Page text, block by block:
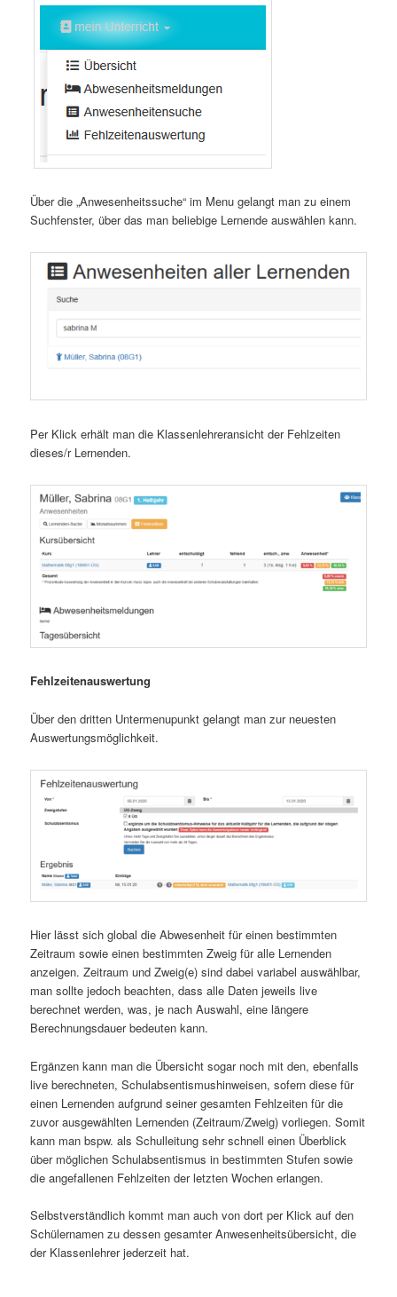
Über die „Anwesenheitssuche“ im Menu gelangt man zu einem
Suchfenster, über das man beliebige Lernende auswählen kann.
Per Klick erhält man die Klassenlehreransicht der Fehlzeiten
dieses/r Lernenden.
Fehlzeitenauswertung
Über den dritten Untermenupunkt gelangt man zur neuesten
Auswertungsmöglichkeit.
Hier lässt sich global die Abwesenheit für einen bestimmten
Zeitraum sowie einen bestimmten Zweig für alle Lernenden
anzeigen. Zeitraum und Zweig(e) sind dabei variabel auswählbar,
man sollte jedoch beachten, dass alle Daten jeweils live
berechnet werden, was, je nach Auswahl, eine längere
Berechnungsdauer bedeuten kann.
Ergänzen kann man die Übersicht sogar noch mit den, ebenfalls
live berechneten, Schulabsentismushinweisen, sofern diese für
einen Lernenden aufgrund seiner gesamten Fehlzeiten für die
zuvor ausgewählten Lernenden (Zeitraum/Zweig) vorliegen. Somit
kann man bspw. als Schulleitung sehr schnell einen Überblick
über möglichen Schulabsentismus in bestimmten Stufen sowie
die angefallenen Fehlzeiten der letzten Wochen erlangen.
Selbstverständlich kommt man auch von dort per Klick auf den
Schülernamen zu dessen gesamter Anwesenheitsübersicht, die
der Klassenlehrer jederzeit hat.